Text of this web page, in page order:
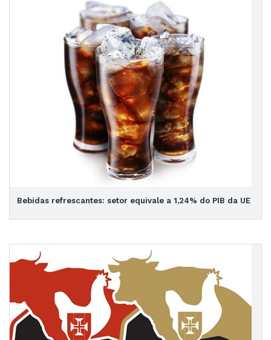
Bebidas refrescantes: setor equivale a 1,24% do PIB da UE